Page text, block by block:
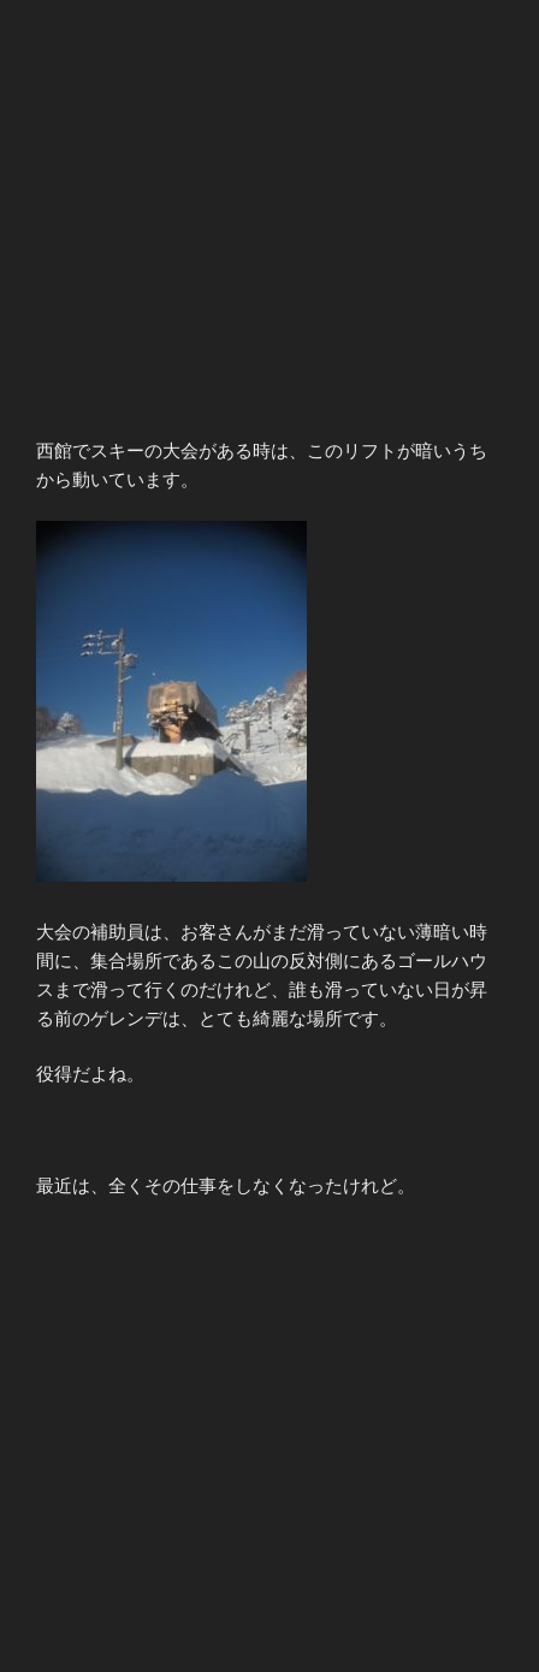
西館でスキーの大会がある時は、このリフトが暗いうち
から動いています。
大会の補助員は、お客さんがまだ滑っていない薄暗い時
間に、集合場所であるこの山の反対側にあるゴールハウ
スまで滑って行くのだけれど、誰も滑っていない日が昇
る前のゲレンデは、とても綺麗な場所です。
役得だよね。
最近は、全くその仕事をしなくなったけれど。